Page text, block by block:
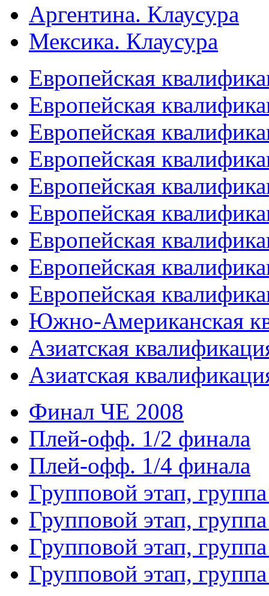
Аргентина. Клаусура
Мексика. Клаусура
Европейская
Европейская
Европейская
Европейская
Европейская
Европейская
Европейская
Европейская
Европейская
Южно-Американская
Азиатская
Азиатская
Финал ЧЕ 2008
Плей-офф. 1/2 финала
Плей-офф. 1/4 финала
Групповой этап,
Групповой этап,
Групповой этап,
Групповой этап,